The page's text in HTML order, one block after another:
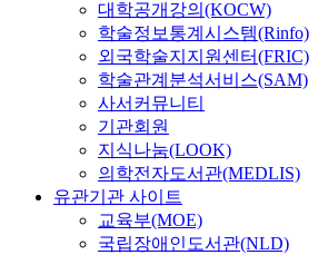
대학공개강의(KOCW)
학술정보통계시스템(Rinfo)
외국학술지지원센터(FRIC)
학술관계분석서비스(SAM)
사서커뮤니티
기관회원
지식나눔(LOOK)
의학전자도서관(MEDLIS)
유관기관 사이트
교육부(MOE)
국립장애인도서관(NLD)